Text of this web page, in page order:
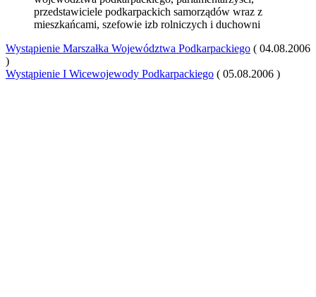
przedstawiciele podkarpackich samorządów wraz z
mieszkańcami, szefowie izb rolniczych i duchowni
Wystąpienie Marszałka Województwa Podkarpackiego ( 04.08.2006
)
Wystąpienie I Wicewojewody Podkarpackiego ( 05.08.2006 )